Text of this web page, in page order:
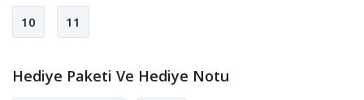
10 11
Hediye Paketi Ve Hediye Notu